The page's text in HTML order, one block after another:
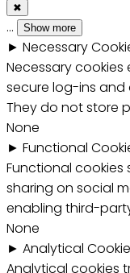
✖
... Show more
► Necessary
Necessary cookies
secure log-ins
They do not store
None
► Functional
Functional
sharing on social
enabling third-
None
► Analytical
Analytical cookies